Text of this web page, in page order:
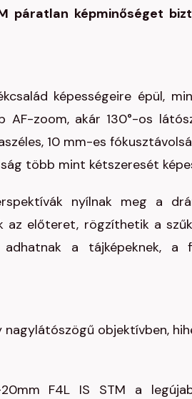
páratlan képminőséget
képességeire épül,
AF-zoom, akár 130°-os
10 mm-es
több mint kétszeresét
nyílnak meg a
az előteret, rögzíthetik a
a tájképeknek, a
objektívben,
F4L IS STM a